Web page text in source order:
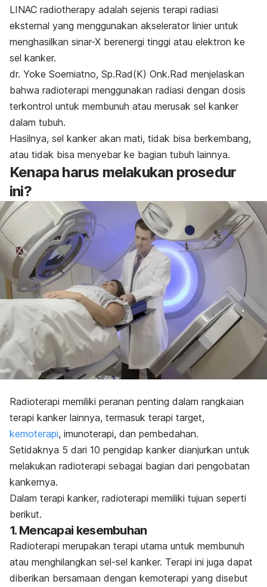
LINAC radiotherapy adalah sejenis terapi radiasi
eksternal yang menggunakan akselerator linier untuk
menghasilkan sinar-X berenergi tinggi atau elektron ke
sel kanker.
dr. Yoke Soemiatno, Sp.Rad(K) Onk.Rad menjelaskan
bahwa radioterapi menggunakan radiasi dengan dosis
terkontrol untuk membunuh atau merusak sel kanker
dalam tubuh.
Hasilnya, sel kanker akan mati, tidak bisa berkembang,
atau tidak bisa menyebar ke bagian tubuh lainnya.
Kenapa harus melakukan prosedur
ini?
Radioterapi memiliki peranan penting dalam rangkaian
terapi kanker lainnya, termasuk terapi target,
kemoterapi, imunoterapi, dan pembedahan.
Setidaknya 5 dari 10 pengidap kanker dianjurkan untuk
melakukan radioterapi sebagai bagian dari pengobatan
kankernya.
Dalam terapi kanker, radioterapi memiliki tujuan seperti
berikut.
1. Mencapai kesembuhan
Radioterapi merupakan terapi utama untuk membunuh
atau menghilangkan sel-sel kanker. Terapi ini juga dapat
diberikan bersamaan dengan kemoterapi yang disebut